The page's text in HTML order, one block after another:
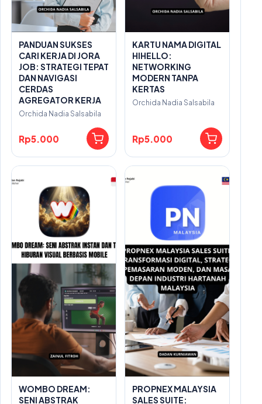
PANDUAN SUKSES
CARI KERJA DI JORA
JOB: STRATEGI TEPAT
DAN NAVIGASI
CERDAS
AGREGATOR KERJA
Orchida Nadia Salsabila
Rp5.000
KARTU NAMA DIGITAL
HIHELLO:
NETWORKING
MODERN TANPA
KERTAS
Orchida Nadia Salsabila
Rp5.000
WOMBO DREAM:
SENI ABSTRAK
PROPNEX MALAYSIA
SALES SUITE: